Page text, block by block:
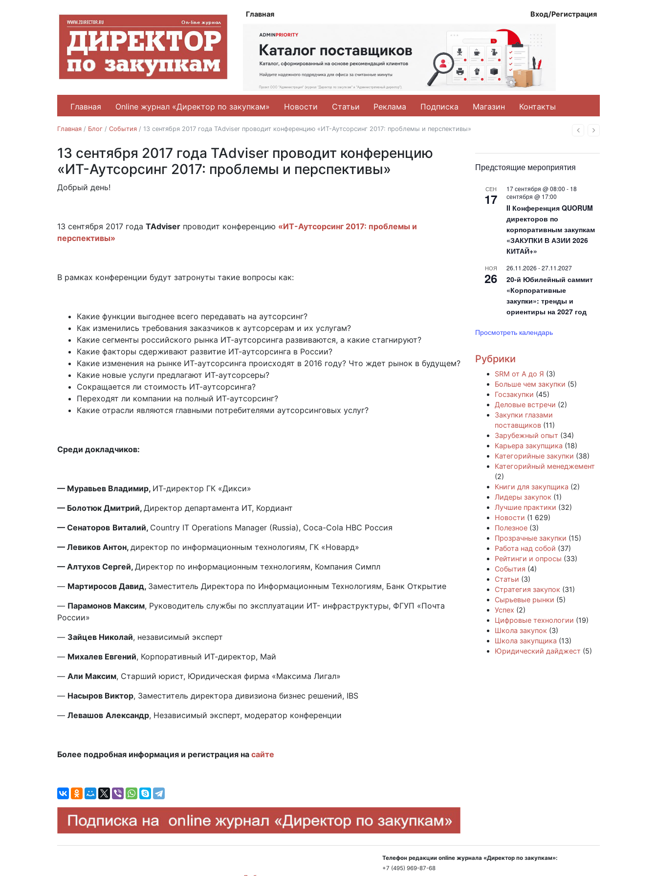
Главная Вход/Регистрация
Главная Online журнал «Директор по закупкам» Новости Статьи Реклама Подписка Магазин Контакты
НазадВперед
Главная / Блог / События / 13 сентября 2017 года TAdviser проводит конференцию «ИТ-Аутсорсинг 2017: проблемы и перспективы»
События
13 сентября 2017 года TAdviser проводит конференцию
«ИТ-Аутсорсинг 2017: проблемы и перспективы»
25.08.2017
Добрый день!
13 сентября 2017 года TAdviser проводит конференцию «ИТ-Аутсорсинг 2017: проблемы и
перспективы»
В рамках конференции будут затронуты такие вопросы как:
Какие функции выгоднее всего передавать на аутсорсинг?
Как изменились требования заказчиков к аутсорсерам и их услугам?
Какие сегменты российского рынка ИТ-аутсорсинга развиваются, а какие стагнируют?
Какие факторы сдерживают развитие ИТ-аутсорсинга в России?
Какие изменения на рынке ИТ-аутсорсинга происходят в 2016 году? Что ждет рынок в будущем?
Какие новые услуги предлагают ИТ-аутсорсеры?
Сокращается ли стоимость ИТ-аутсорсинга?
Переходят ли компании на полный ИТ-аутсорсинг?
Какие отрасли являются главными потребителями аутсорсинговых услуг?
Среди докладчиков:
— Муравьев Владимир, ИТ-директор ГК «Дикси»
— Болотюк Дмитрий, Директор департамента ИТ, Кордиант
— Сенаторов Виталий, Country IT Operations Manager (Russia), Coca-Cola HBC Россия
— Левиков Антон, директор по информационным технологиям, ГК «Новард»
— Алтухов Сергей, Директор по информационным технологиям, Компания Симпл
— Мартиросов Давид, Заместитель Директора по Информационным Технологиям, Банк Открытие
— Парамонов Максим, Руководитель службы по эксплуатации ИТ- инфраструктуры, ФГУП «Почта
России»
— Зайцев Николай, независимый эксперт
— Михалев Евгений, Корпоративный ИТ-директор, Май
— Али Максим, Старший юрист, Юридическая фирма «Максима Лигал»
— Насыров Виктор, Заместитель директора дивизиона бизнес решений, IBS
— Левашов Александр, Независимый эксперт, модератор конференции
Более подробная информация и регистрация на сайте
Предстоящие мероприятия
СЕН
17
17 сентября @ 08:00 - 18
сентября @ 17:00
II Конференция QUORUM
директоров по
корпоративным закупкам
«ЗАКУПКИ В АЗИИ 2026
КИТАЙ+»
НОЯ
26
26.11.2026 -27.11.2027
20-й Юбилейный саммит
«Корпоративные
закупки»: тренды и
ориентиры на 2027 год
Просмотреть календарь
Рубрики
SRM от А до Я (3)
Больше чем закупки (5)
Госзакупки (45)
Деловые встречи (2)
Закупки глазами
поставщиков (11)
Зарубежный опыт (34)
Карьера закупщика (18)
Категорийные закупки (38)
Категорийный менеджемент
(2)
Книги для закупщика (2)
Лидеры закупок (1)
Лучшие практики (32)
Новости (1 629)
Полезное (3)
Прозрачные закупки (15)
Работа над собой (37)
Рейтинги и опросы (33)
События (4)
Статьи (3)
Стратегия закупок (31)
Сырьевые рынки (5)
Успех (2)
Цифровые технологии (19)
Школа закупок (3)
Школа закупщика (13)
Юридический дайджест (5)
Телефон редакции online журнала «Директор по закупкам»:
+7 (495) 969-87-68